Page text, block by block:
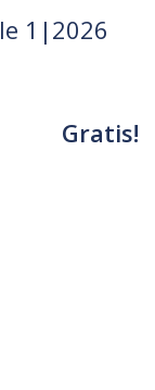
1|2026
Gratis!